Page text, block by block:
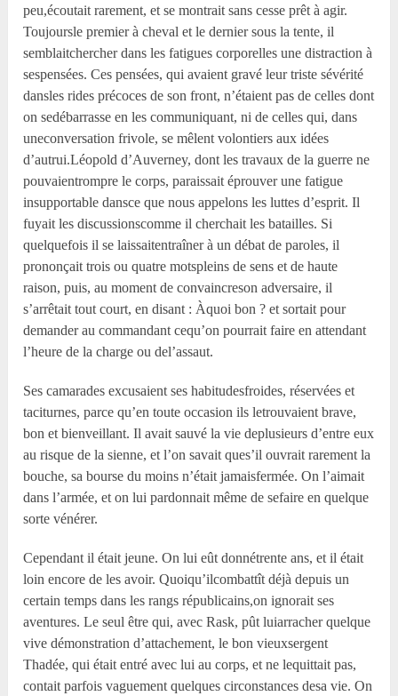
peu,écoutait rarement, et se montrait sans cesse prêt à agir.
Toujoursle premier à cheval et le dernier sous la tente, il
semblaitchercher dans les fatigues corporelles une distraction à
sespensées. Ces pensées, qui avaient gravé leur triste sévérité
dansles rides précoces de son front, n’étaient pas de celles dont
on sedébarrasse en les communiquant, ni de celles qui, dans
uneconversation frivole, se mêlent volontiers aux idées
d’autrui.Léopold d’Auverney, dont les travaux de la guerre ne
pouvaientrompre le corps, paraissait éprouver une fatigue
insupportable dansce que nous appelons les luttes d’esprit. Il
fuyait les discussionscomme il cherchait les batailles. Si
quelquefois il se laissaitentraîner à un débat de paroles, il
prononçait trois ou quatre motspleins de sens et de haute
raison, puis, au moment de convaincreson adversaire, il
s’arrêtait tout court, en disant : Àquoi bon ? et sortait pour
demander au commandant cequ’on pourrait faire en attendant
l’heure de la charge ou del’assaut.
Ses camarades excusaient ses habitudesfroides, réservées et
taciturnes, parce qu’en toute occasion ils letrouvaient brave,
bon et bienveillant. Il avait sauvé la vie deplusieurs d’entre eux
au risque de la sienne, et l’on savait ques’il ouvrait rarement la
bouche, sa bourse du moins n’était jamaisfermée. On l’aimait
dans l’armée, et on lui pardonnait même de sefaire en quelque
sorte vénérer.
Cependant il était jeune. On lui eût donnétrente ans, et il était
loin encore de les avoir. Quoiqu’ilcombattît déjà depuis un
certain temps dans les rangs républicains,on ignorait ses
aventures. Le seul être qui, avec Rask, pût luiarracher quelque
vive démonstration d’attachement, le bon vieuxsergent
Thadée, qui était entré avec lui au corps, et ne lequittait pas,
contait parfois vaguement quelques circonstances desa vie. On